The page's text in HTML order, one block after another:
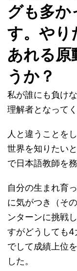
グも多か
す。やり
あれる原
うか？
私が誰にも負け
理解者となって
人と違うことを
世界を知りたい
で日本語教師を
自分の生まれ育
に気がつき（そ
ンターンに挑戦
すがどうしても
でして成績上位
した。